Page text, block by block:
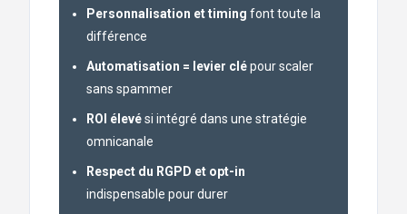
Personnalisation et timing font toute la
différence
Automatisation = levier clépour scaler
sans spammer
ROI élevési intégré dans une stratégie
omnicanale
Respect du RGPD et opt-in
indispensable pour durer